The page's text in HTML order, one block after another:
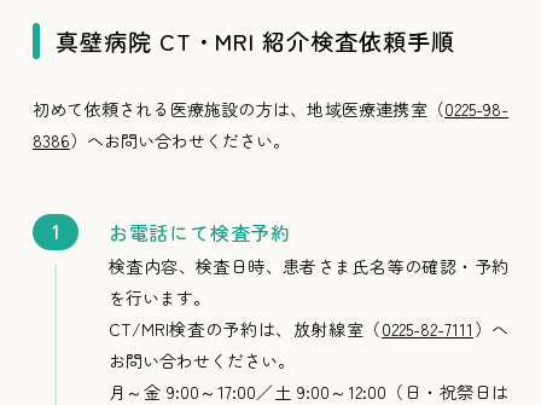
真壁病院 CT・MRI 紹介検査依頼手順
初めて依頼される医療施設の方は、地域医療連携室（0225-98-
8386）へお問い合わせください。
お電話にて検査予約
検査内容、検査日時、患者さま氏名等の確認・予約
を行います。
CT/MRI検査の予約は、放射線室（0225-82-7111 ）へ
お問い合わせください。
月～金 9:00～17:00／土 9:00～12:00（日・祝祭日は